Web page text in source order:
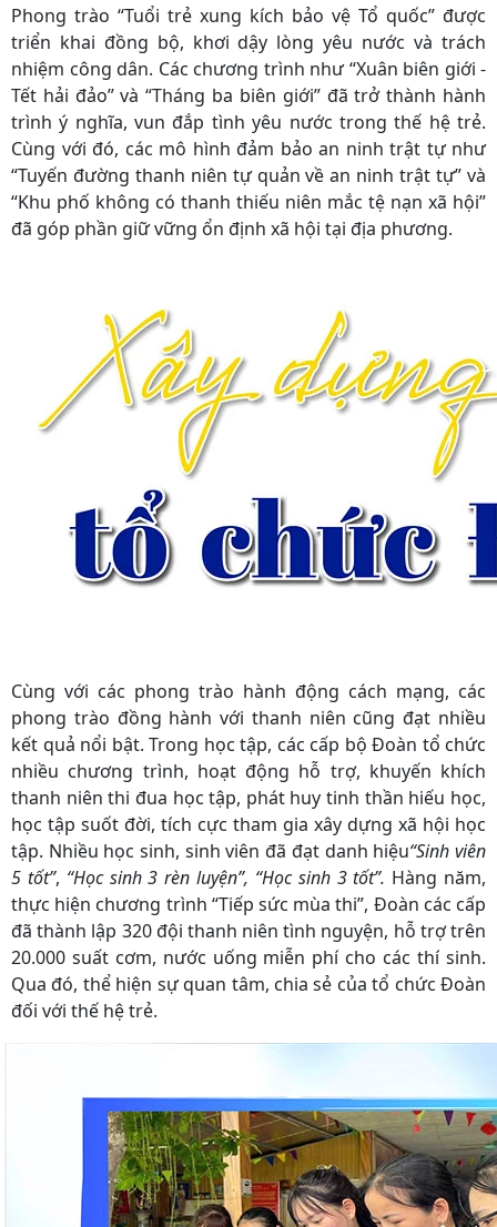
Phong trào “Tuổi trẻ xung kích bảo vệ Tổ quốc” được
triển khai đồng bộ, khơi dậy lòng yêu nước và trách
nhiệm công dân. Các chương trình như “Xuân biên giới -
Tết hải đảo” và “Tháng ba biên giới” đã trở thành hành
trình ý nghĩa, vun đắp tình yêu nước trong thế hệ trẻ.
Cùng với đó, các mô hình đảm bảo an ninh trật tự như
“Tuyến đường thanh niên tự quản về an ninh trật tự” và
“Khu phố không có thanh thiếu niên mắc tệ nạn xã hội”
đã góp phần giữ vững ổn định xã hội tại địa phương.
Cùng với các phong trào hành động cách mạng, các
phong trào đồng hành với thanh niên cũng đạt nhiều
kết quả nổi bật. Trong học tập, các cấp bộ Đoàn tổ chức
nhiều chương trình, hoạt động hỗ trợ, khuyến khích
thanh niên thi đua học tập, phát huy tinh thần hiếu học,
học tập suốt đời, tích cực tham gia xây dựng xã hội học
tập. Nhiều học sinh, sinh viên đã đạt danh hiệu“Sinh viên
5 tốt”, “Học sinh 3 rèn luyện”, “Học sinh 3 tốt”. Hàng năm,
thực hiện chương trình “Tiếp sức mùa thi”, Đoàn các cấp
đã thành lập 320 đội thanh niên tình nguyện, hỗ trợ trên
20.000 suất cơm, nước uống miễn phí cho các thí sinh.
Qua đó, thể hiện sự quan tâm, chia sẻ của tổ chức Đoàn
đối với thế hệ trẻ.